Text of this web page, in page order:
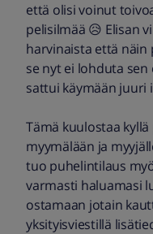
että olisi voinut
pelisilmää 😥 Elisan
harvinaista että näin
se nyt ei lohduta
sattui käymään juuri
Tämä kuulostaa
myymälään ja
tuo puhelintilaus
varmasti haluamasi
ostamaan jotain
yksityisviestillä